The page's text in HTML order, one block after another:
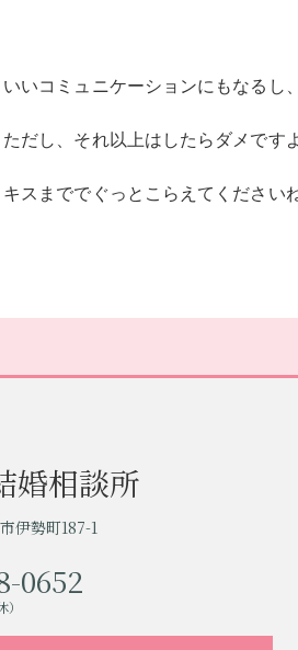
いいコミュニケーションにもなるし
ただし、それ以上はしたらダメですよ
キスまででぐっとこらえてください
婚相談所
伊勢町187-1
0652